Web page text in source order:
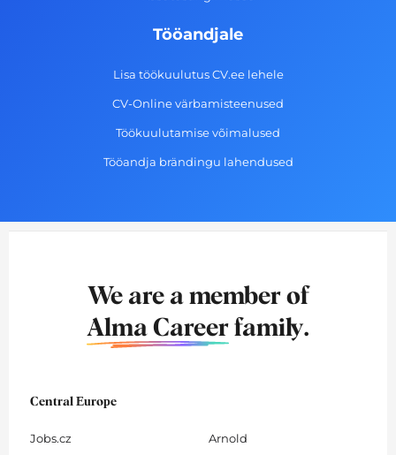
Tööandjale
Lisa töökuulutus CV.ee lehele
CV-Online värbamisteenused
Töökuulutamise võimalused
Tööandja brändingu lahendused
We are a member of
Alma Career family.
Central Europe
Jobs.cz
Arnold